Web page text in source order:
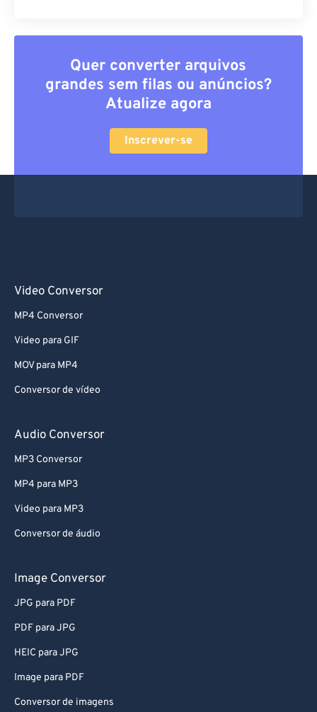
Quer converter arquivos
grandes sem filas ou anúncios?
Atualize agora
Inscrever-se
Video Conversor
MP4 Conversor
Video para GIF
MOV para MP4
Conversor de vídeo
Audio Conversor
MP3 Conversor
MP4 para MP3
Video para MP3
Conversor de áudio
Image Conversor
JPG para PDF
PDF para JPG
HEIC para JPG
Image para PDF
Conversor de imagens